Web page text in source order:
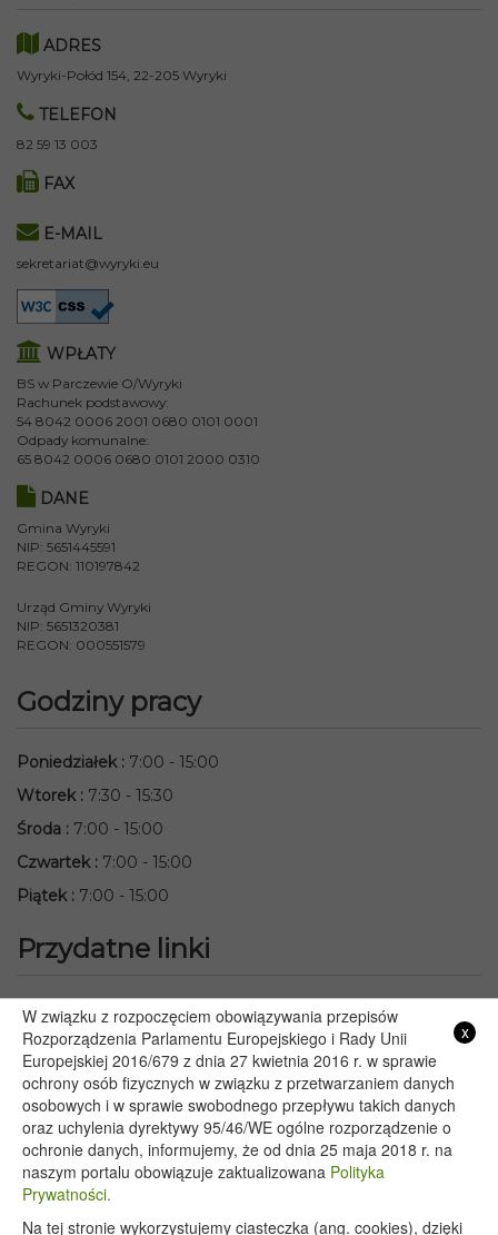
ADRES
Wyryki-Połód 154, 22-205 Wyryki
TELEFON
82 59 13 003
FAX
E-MAIL
sekretariat@wyryki.eu
WPŁATY
BS w Parczewie O/Wyryki
Rachunek podstawowy:
54 8042 0006 2001 0680 0101 0001
Odpady komunalne:
65 8042 0006 0680 0101 2000 0310
DANE
Gmina Wyryki
NIP: 5651445591
REGON: 110197842
Urząd Gminy Wyryki
NIP: 5651320381
REGON: 000551579
Godziny pracy
Poniedziałek: 7:00 - 15:00
Wtorek: 7:30 - 15:30
Środa : 7:00 - 15:00
Czwartek: 7:00 - 15:00
Piątek: 7:00 - 15:00
Przydatne linki
Starostwo Powiatowe we Włodawie
Lubelski Urząd Wojewódzki w Lublinie
Urząd Marszałkowski Województwa Lubelskiego w Lublinie
Serwis Rzeczypospolitej Polskiej
PGE – Planowane wyłączenia prądu
Poczta E-mail
Copyright 2020@ - Urząd Gminy Wyryki
x
W związku z rozpoczęciem obowiązywania przepisów
Rozporządzenia Parlamentu Europejskiego i Rady Unii
Europejskiej 2016/679 z dnia 27 kwietnia 2016 r. w sprawie
ochrony osób fizycznych w związku z przetwarzaniem danych
osobowych i w sprawie swobodnego przepływu takich danych
oraz uchylenia dyrektywy 95/46/WE ogólne rozporządzenie o
ochronie danych, informujemy, że od dnia 25 maja 2018 r. na
naszym portalu obowiązuje zaktualizowana Polityka
Prywatności.
Na tej stronie wykorzystujemy ciasteczka (ang. cookies), dzięki